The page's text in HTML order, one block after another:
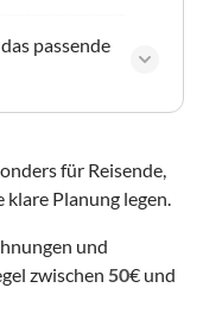
passende
für Reisende,
Planung legen.
und
zwischen 50€ und